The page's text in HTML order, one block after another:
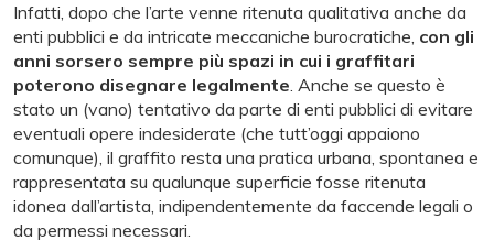
Infatti, dopo che l’arte venne ritenuta qualitativa anche da
enti pubblici e da intricate meccaniche burocratiche, con gli
anni sorsero sempre più spazi in cui i graffitari
poterono disegnare legalmente. Anche se questo è
stato un (vano) tentativo da parte di enti pubblici di evitare
eventuali opere indesiderate (che tutt’oggi appaiono
comunque), il graffito resta una pratica urbana, spontanea e
rappresentata su qualunque superficie fosse ritenuta
idonea dall’artista, indipendentemente da faccende legali o
da permessi necessari.